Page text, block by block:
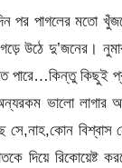
পর পাগলের মতো
উঠে দু’জনের।
পারে…কিন্তু কিছুই
ভালো
সে,নাহ,কোন
দিয়ে রিকোয়েষ্ট